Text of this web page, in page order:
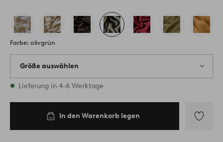
Farbe: olivgrün
Größe auswählen
2 Größen vorrätig
Lieferung in 4-6 Werktage
In den Warenkorb legen